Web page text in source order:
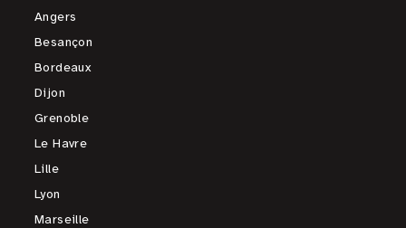
Angers
Besançon
Bordeaux
Dijon
Grenoble
Le Havre
Lille
Lyon
Marseille